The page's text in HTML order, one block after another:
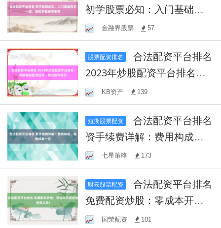
初学股票必知：入门基础知
识一览，轻松掌握股市要领
金融界股票 57
股票配资排名
合法配资平台排名
2023年炒股配资平台排名：
揭秘最佳配资选择，助力股
市投资
KB资产 139
短期股票配资
合法配资平台排名
资手续费详解：费用构成、
收费标准一览
七星策略 173
财云股票配资
合法配资平台排名
免费配资炒股：零成本开启
您的投资之旅！
国荣配资 101